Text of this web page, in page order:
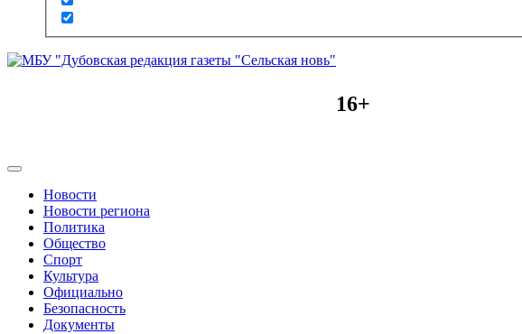
16+
Новости
Новости региона
Политика
Общество
Спорт
Культура
Официально
Безопасность
Документы